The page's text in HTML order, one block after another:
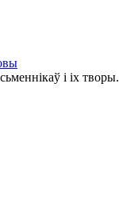
і іх творы.